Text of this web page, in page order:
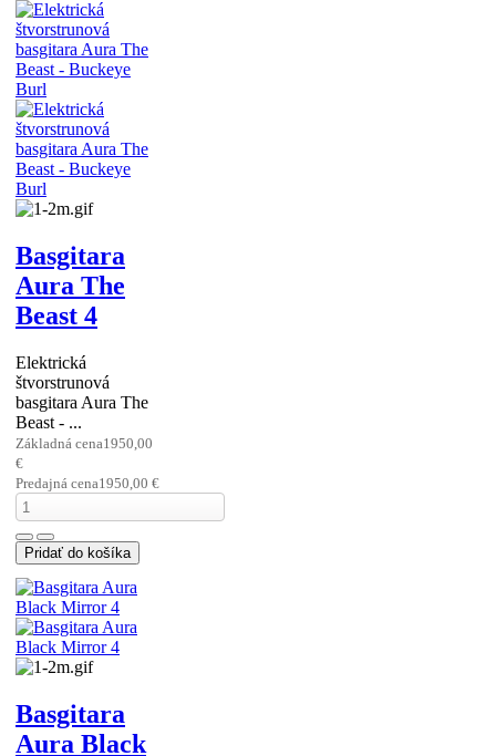
Basgitara
Aura
Precision
Jazz Bass -
Heavy Relic
Ručne vyrobená
basgitara Aura
Precision Jazz Bass -
Základná cena
€
Predajná cena2650,00 €